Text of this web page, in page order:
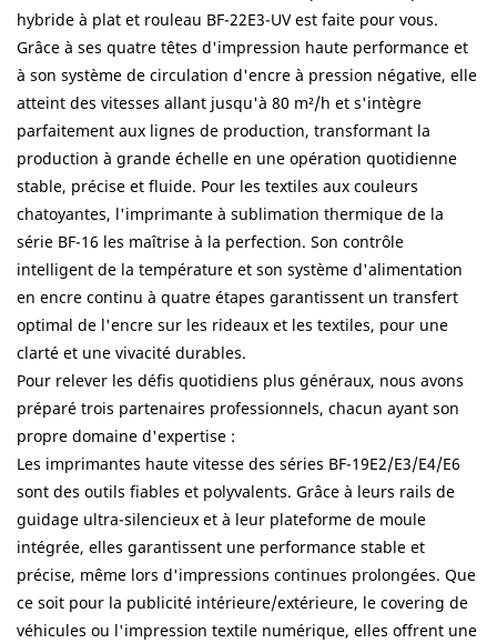
hybride à plat et rouleau BF-22E3-UV est faite pour vous.
Grâce à ses quatre têtes d'impression haute performance et
à son système de circulation d'encre à pression négative, elle
atteint des vitesses allant jusqu'à 80 m²/h et s'intègre
parfaitement aux lignes de production, transformant la
production à grande échelle en une opération quotidienne
stable, précise et fluide. Pour les textiles aux couleurs
chatoyantes, l'imprimante à sublimation thermique de la
série BF-16 les maîtrise à la perfection. Son contrôle
intelligent de la température et son système d'alimentation
en encre continu à quatre étapes garantissent un transfert
optimal de l'encre sur les rideaux et les textiles, pour une
clarté et une vivacité durables.
Pour relever les défis quotidiens plus généraux, nous avons
préparé trois partenaires professionnels, chacun ayant son
propre domaine d'expertise :
Les imprimantes haute vitesse des séries BF-19E2/E3/E4/E6
sont des outils fiables et polyvalents. Grâce à leurs rails de
guidage ultra-silencieux et à leur plateforme de moule
intégrée, elles garantissent une performance stable et
précise, même lors d'impressions continues prolongées. Que
ce soit pour la publicité intérieure/extérieure, le covering de
véhicules ou l'impression textile numérique, elles offrent une